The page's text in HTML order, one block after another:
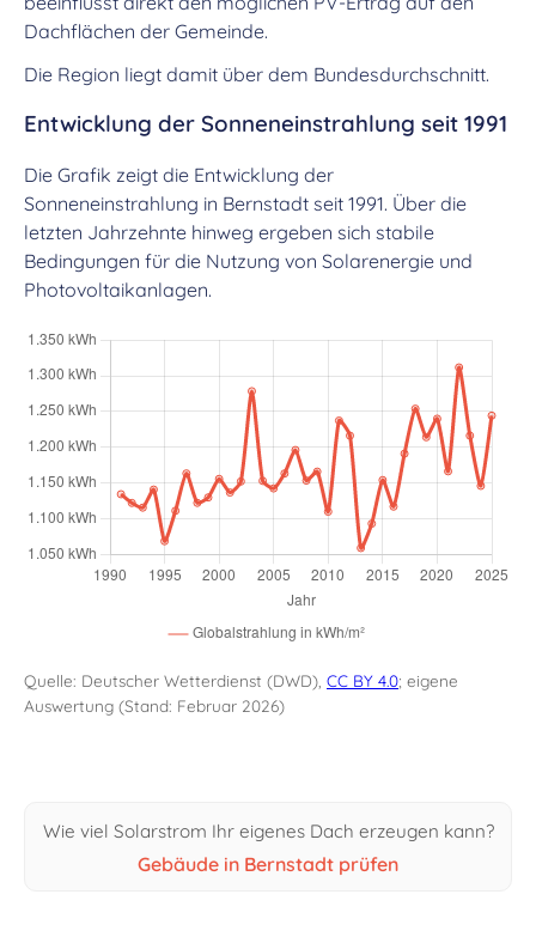
Dachflächen der Gemeinde.
Die Region liegt damit über dem Bundesdurchschnitt.
Entwicklung der Sonneneinstrahlung seit 1991
Die Grafik zeigt die Entwicklung der
Sonneneinstrahlung in Bernstadt seit 1991. Über die
letzten Jahrzehnte hinweg ergeben sich stabile
Bedingungen für die Nutzung von Solarenergie und
Photovoltaikanlagen.
Quelle: Deutscher Wetterdienst (DWD), CC BY 4.0; eigene
Auswertung (Stand: Februar 2026)
Wie viel Solarstrom Ihr eigenes Dach erzeugen kann?
Gebäude in Bernstadt prüfen